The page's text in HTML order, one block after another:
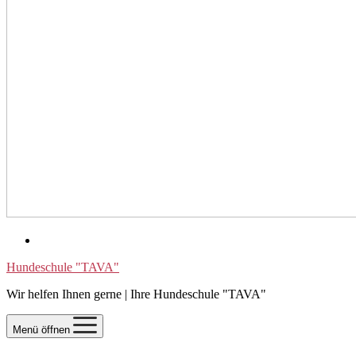
Hundeschule "TAVA"
Wir helfen Ihnen gerne | Ihre Hundeschule "TAVA"
Menü öffnen